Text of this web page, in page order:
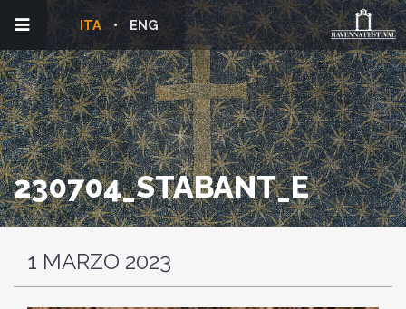
ENG
ITA
230704_STABANT_E
1 MARZO 2023